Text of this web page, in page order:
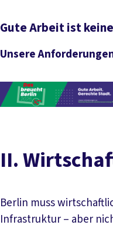
Gute Arbeit ist
Unsere
II.
Berlin muss
Infrastruktur – aber